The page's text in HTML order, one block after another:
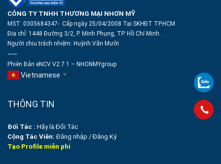
CÔNG TY TNHH THƯƠNG MẠI NHƠN MỸ
MST: 0305684347- Cấp ngày 25/04/2008 Tại SKHĐT TP.HCM
Địa chỉ: 1448 Đường 3/2, P. Minh Phụng, TP. Hồ Chí Minh.
Người chịu trách nhiệm: Huỳnh Văn Mười
——
Phiên Bản eNCV V2.7.1 – NHONMYgroup
Vietnamese ▼
THÔNG TIN
Đối Tác : Hãy là Đối Tác
Cộng Tác Viên: Đăng nhập /Đăng Ký
Tạo Profile miễn phí